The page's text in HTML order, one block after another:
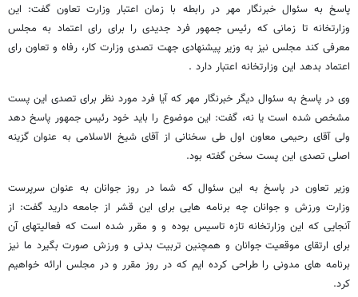
پاسخ به سئوال خبرنگار مهر در رابطه با زمان اعتبار وزارت تعاون گفت: این
وزارتخانه تا زمانی که رئیس جمهور فرد جدیدی را برای رای اعتماد به مجلس
معرفی کند مجلس نیز به وزیر پیشنهادی جهت تصدی وزارت کار، رفاه و تعاون رای
اعتماد بدهد این وزارتخانه اعتبار دارد .
وی در پاسخ به سئوال دیگر خبرنگار مهر که آیا فرد مورد نظر برای تصدی این پست
مشخص شده است یا نه، گفت: این موضوع را باید خود رئیس جمهور پاسخ دهد
ولی آقای رحیمی معاون اول طی سخنانی از آقای شیخ الاسلامی به عنوان گزینه
اصلی تصدی این پست سخن گفته بود.
وزیر تعاون در پاسخ به این سئوال که شما در روز جوانان به عنوان سرپرست
وزارت ورزش و جوانان چه برنامه هایی برای این قشر از جامعه دارید گفت: از
آنجایی که این وزارتخانه تازه تاسیس بوده و و مقرر شده است که فعالیتهای آن
برای ارتقای موقعیت جوانان و همچنین تربیت بدنی و ورزش صورت بگیرد ما نیز
برنامه های مدونی را طراحی کرده ایم که در روز مقرر و در مجلس ارائه خواهیم
کرد.